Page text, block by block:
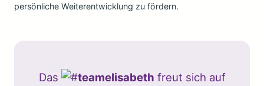
persönliche Weiterentwicklung zu fördern.
Das teamelisabeth freut sich auf